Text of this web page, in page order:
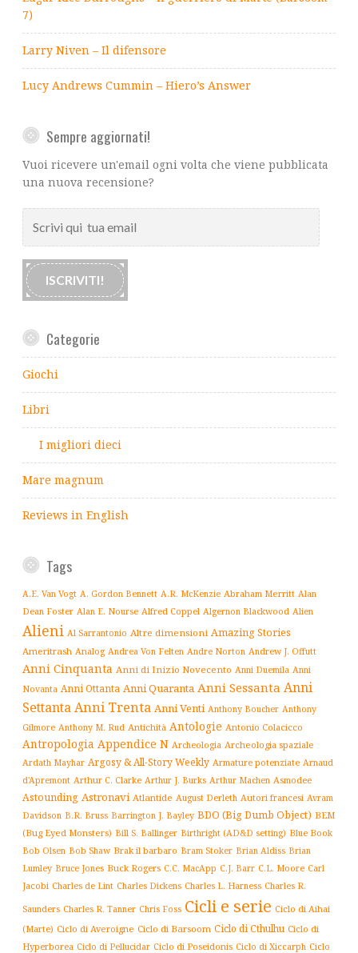
7)
Larry Niven – Il difensore
Lucy Andrews Cummin – Hiero’s Answer
Sempre aggiornati!
Vuoi ricevere un'email ogni volta che viene pubblicata
una nuova recensione?
qui
tua
email
ISCRIVITI!
Categorie
Giochi
Libri
I migliori dieci
Mare magnum
Reviews in English
Tags
A.E. Van Vogt A. Gordon Bennett A.R. McKenzie Abraham Merritt Alan
Dean Foster Alan E. Nourse Alfred Coppel Algernon Blackwood Alien
Alieni Al Sarrantonio Altre dimensioni Amazing Stories
Ameritrash Analog Andrea Von Felten Andre Norton Andrew J. Offutt
Anni Cinquanta Anni di Inizio Novecento Anni Duemila Anni
Novanta Anni Ottanta Anni Quaranta Anni Sessanta Anni
SettantaAnni Trenta Anni Venti Anthony Boucher Anthony
Gilmore Anthony M. Rud Antichità Antologie Antonio Colacicco
Antropologia Appendice N Archeologia Archeologia spaziale
Ardath Mayhar Argosy & All-Story Weekly Armature potenziate Arnaud
d'Apremont Arthur C. Clarke Arthur J. Burks Arthur Machen Asmodee
Astounding Astronavi Atlantide August Derleth Autori francesi Avram
Davidson B.R. Bruss Barrington J. Bayley BDO (Big Dumb Object) BEM
(Bug Eyed Monsters) Bill S. Ballinger Birthright (AD&D setting) Blue Book
Bob Olsen Bob Shaw Brak il barbaro Bram Stoker Brian Aldiss Brian
Lumley Bruce Jones Buck Rogers C.C. MacApp C.J. Barr C.L. Moore Carl
Jacobi Charles de Lint Charles Dickens Charles L. Harness Charles R.
Saunders Charles R. Tanner Chris Foss Cicli e serie Ciclo di Aihai
(Marte) Ciclo di Averoigne Ciclo di Barsoom Ciclo di Cthulhu Ciclo di
Hyperborea Ciclo di Pellucidar Ciclo di Poseidonis Ciclo di Xiccarph Ciclo